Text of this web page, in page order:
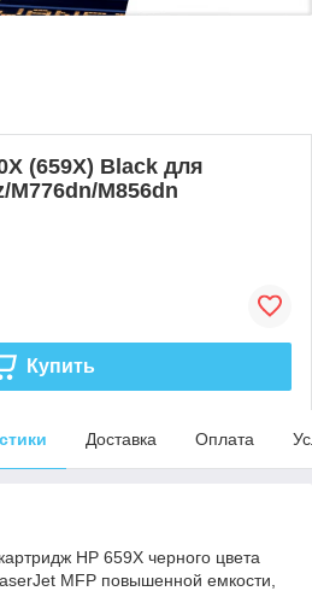
(659X) Black для
M776dn/M856dn
Купить
Доставка Оплата
HP 659X черного цвета
MFP повышенной емкости,